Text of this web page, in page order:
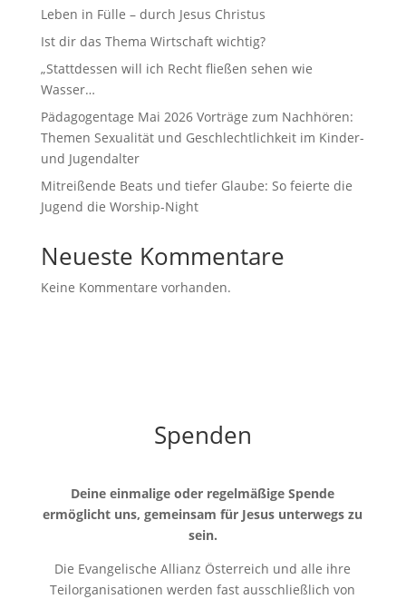
Leben in Fülle – durch Jesus Christus
Ist dir das Thema Wirtschaft wichtig?
„Stattdessen will ich Recht fließen sehen wie
Wasser…
Pädagogentage Mai 2026 Vorträge zum Nachhören:
Themen Sexualität und Geschlechtlichkeit im Kinder-
und Jugendalter
Mitreißende Beats und tiefer Glaube: So feierte die
Jugend die Worship-Night
Neueste Kommentare
Keine Kommentare vorhanden.
Spenden
Deine einmalige oder regelmäßige Spende
ermöglicht uns, gemeinsam für Jesus unterwegs zu
sein.
Die Evangelische Allianz Österreich und alle ihre
Teilorganisationen werden fast ausschließlich von